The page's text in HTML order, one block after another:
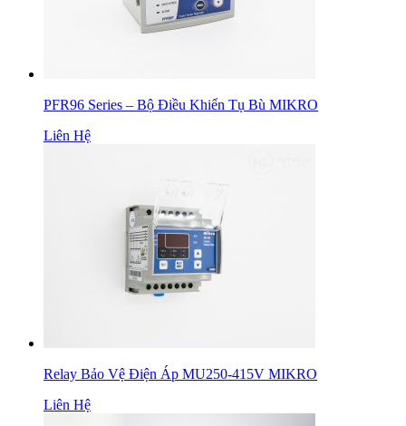
PFR96 Series – Bộ Điều Khiển Tụ Bù MIKRO
Liên Hệ
Relay Bảo Vệ Điện Áp MU250-415V MIKRO
Liên Hệ